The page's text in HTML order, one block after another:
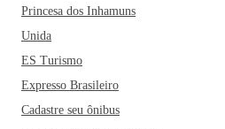
Princesa dos Inhamuns
Unida
ES Turismo
Expresso Brasileiro
Cadastre seu ônibus